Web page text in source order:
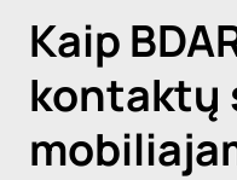
Kaip
kontaktų